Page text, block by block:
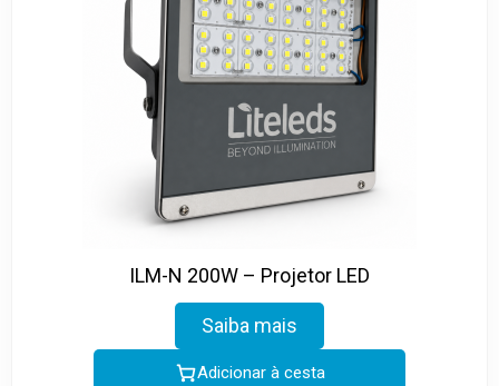
ILM-N 200W – Projetor LED
Saiba mais
Adicionar à cesta